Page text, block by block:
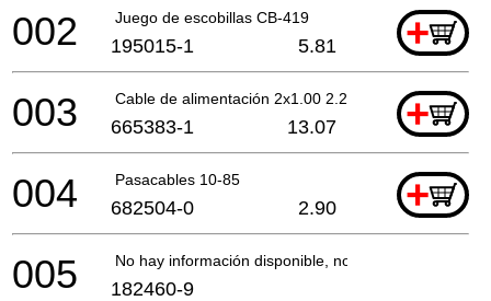
Juego de escobillas CB-419 +
002 195015-1 5.81
Cable de alimentación 2x1.00 2.2mtr +
003 665383-1 13.07
Pasacables 10-85 +
004 682504-0 2.90
No hay información disponible, no se puede pedir
005 182460-9